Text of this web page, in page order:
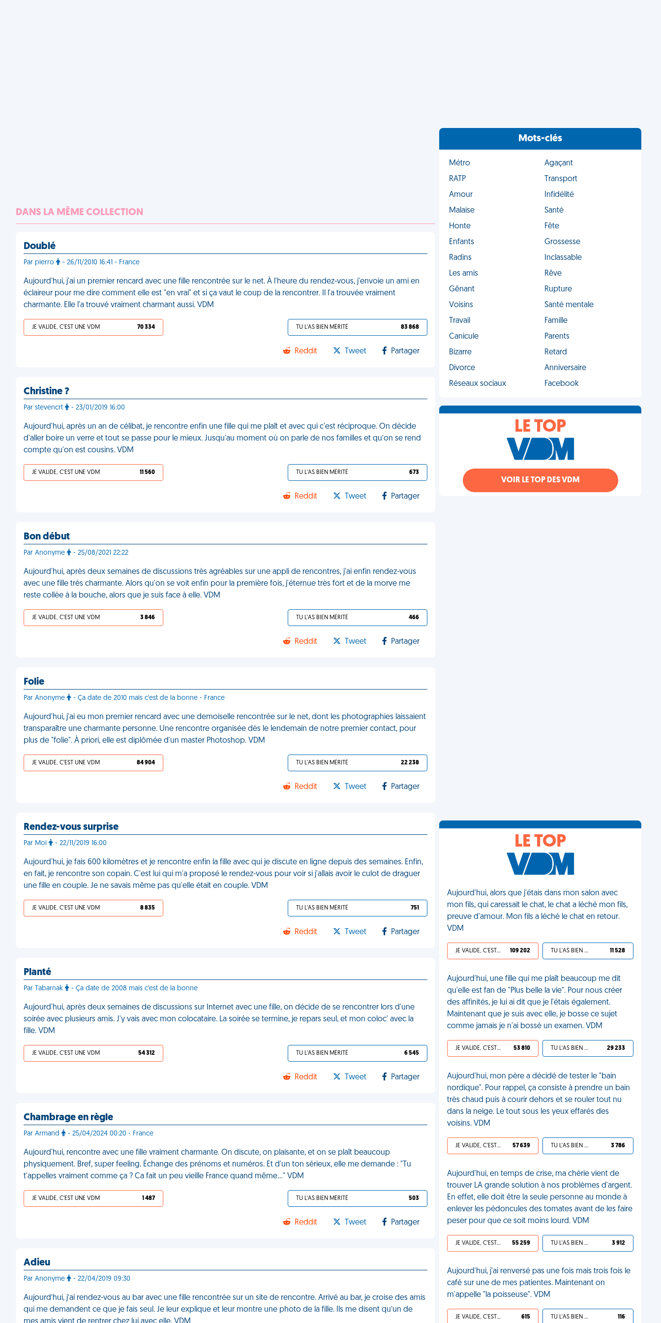
DANS LA MÊME COLLECTION
Doublé
Par pierro - 26/11/2010 16:41 - France
Aujourd'hui, j'ai un premier rencard avec une fille rencontrée sur le net. À l'heure du rendez-vous, j'envoie un ami en
éclaireur pour me dire comment elle est "en vrai" et si ça vaut le coup de la rencontrer. Il l'a trouvée vraiment
charmante. Elle l'a trouvé vraiment charmant aussi. VDM
JE VALIDE, C'EST UNE VDM 70 334 TU L'AS BIEN MÉRITÉ 83 868
Reddit Tweet Partager
Christine ?
Par stevencrt - 23/01/2019 16:00
Aujourd'hui, après un an de célibat, je rencontre enfin une fille qui me plaît et avec qui c'est réciproque. On décide
d'aller boire un verre et tout se passe pour le mieux. Jusqu'au moment où on parle de nos familles et qu’on se rend
compte qu'on est cousins. VDM
JE VALIDE, C'EST UNE VDM 11 560 TU L'AS BIEN MÉRITÉ 673
Reddit Tweet Partager
Bon début
Par Anonyme - 25/08/2021 22:22
Aujourd'hui, après deux semaines de discussions très agréables sur une appli de rencontres, j'ai enfin rendez-vous
avec une fille très charmante. Alors qu'on se voit enfin pour la première fois, j'éternue très fort et de la morve me
reste collée à la bouche, alors que je suis face à elle. VDM
JE VALIDE, C'EST UNE VDM 3 846 TU L'AS BIEN MÉRITÉ 466
Reddit Tweet Partager
Folie
Par Anonyme - Ça date de 2010 mais c'est de la bonne - France
Aujourd'hui, j'ai eu mon premier rencard avec une demoiselle rencontrée sur le net, dont les photographies laissaient
transparaître une charmante personne. Une rencontre organisée dès le lendemain de notre premier contact, pour
plus de "folie". À priori, elle est diplômée d'un master Photoshop. VDM
JE VALIDE, C'EST UNE VDM 84 904 TU L'AS BIEN MÉRITÉ 22 238
Reddit Tweet Partager
Rendez-vous surprise
Par Moi - 22/11/2019 16:00
Aujourd'hui, je fais 600 kilomètres et je rencontre enfin la fille avec qui je discute en ligne depuis des semaines. Enfin,
en fait, je rencontre son copain. C'est lui qui m'a proposé le rendez-vous pour voir si j'allais avoir le culot de draguer
une fille en couple. Je ne savais même pas qu'elle était en couple. VDM
JE VALIDE, C'EST UNE VDM 8 835 TU L'AS BIEN MÉRITÉ 751
Reddit Tweet Partager
Planté
Par Tabarnak - Ça date de 2008 mais c'est de la bonne
Aujourd'hui, après deux semaines de discussions sur Internet avec une fille, on décide de se rencontrer lors d'une
soirée avec plusieurs amis. J'y vais avec mon colocataire. La soirée se termine, je repars seul, et mon coloc' avec la
fille. VDM
JE VALIDE, C'EST UNE VDM 54 312 TU L'AS BIEN MÉRITÉ 6 545
Reddit Tweet Partager
Chambrage en règle
Par Armand - 25/04/2024 00:20 - France
Aujourd'hui, rencontre avec une fille vraiment charmante. On discute, on plaisante, et on se plaît beaucoup
physiquement. Bref, super feeling. Échange des prénoms et numéros. Et d'un ton sérieux, elle me demande : "Tu
t'appelles vraiment comme ça ? Ca fait un peu vieille France quand même…" VDM
JE VALIDE, C'EST UNE VDM 1 487 TU L'AS BIEN MÉRITÉ 503
Reddit Tweet Partager
Adieu
Par Anonyme - 22/04/2019 09:30
Aujourd’hui, j’ai rendez-vous au bar avec une fille rencontrée sur un site de rencontre. Arrivé au bar, je croise des amis
qui me demandent ce que je fais seul. Je leur explique et leur montre une photo de la fille. Ils me disent qu’un de
Mots-clés
Métro
Agaçant
RATP
Transport
Amour
Infidélité
Malaise
Santé
Honte
Fête
Enfants
Grossesse
Radins
Inclassable
Les amis
Rêve
Gênant
Rupture
Voisins
Santé mentale
Travail
Famille
Canicule
Parents
Bizarre
Retard
Divorce
Anniversaire
Réseaux sociaux
Facebook
LE TOP
VOIR LE TOP DES VDM
LE TOP
Aujourd'hui, alors que j'étais dans mon salon avec
mon fils, qui caressait le chat, le chat a léché mon fils,
preuve d'amour. Mon fils a léché le chat en retour.
VDM
JE VALIDE, C'EST UNE VDM 109 202 TU L'AS BIEN MÉRITÉ 11 528
Aujourd'hui, une fille qui me plaît beaucoup me dit
qu'elle est fan de "Plus belle la vie". Pour nous créer
des affinités, je lui ai dit que je l'étais également.
Maintenant que je suis avec elle, je bosse ce sujet
comme jamais je n'ai bossé un examen. VDM
JE VALIDE, C'EST UNE VDM 53 810 TU L'AS BIEN MÉRITÉ 29 233
Aujourd'hui, mon père a décidé de tester le "bain
nordique". Pour rappel, ça consiste à prendre un bain
très chaud puis à courir dehors et se rouler tout nu
dans la neige. Le tout sous les yeux effarés des
voisins. VDM
JE VALIDE, C'EST UNE VDM 57 639 TU L'AS BIEN MÉRITÉ 3 786
Aujourd'hui, en temps de crise, ma chérie vient de
trouver LA grande solution à nos problèmes d'argent.
En effet, elle doit être la seule personne au monde à
enlever les pédoncules des tomates avant de les faire
peser pour que ce soit moins lourd. VDM
JE VALIDE, C'EST UNE VDM 55 259 TU L'AS BIEN MÉRITÉ 3 912
Aujourd'hui, j'ai renversé pas une fois mais trois fois le
café sur une de mes patientes. Maintenant on
m'appelle "la poisseuse". VDM
JE VALIDE, C'EST UNE VDM 615 TU L'AS BIEN MÉRITÉ 116